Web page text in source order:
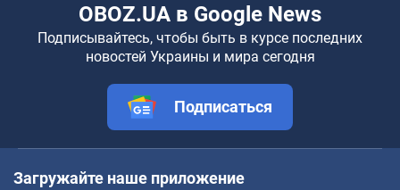
OBOZ.UA в Google News
Подписывайтесь, чтобы быть в курсе последних
новостей Украины и мира сегодня
Подписаться
Загружайте наше приложение